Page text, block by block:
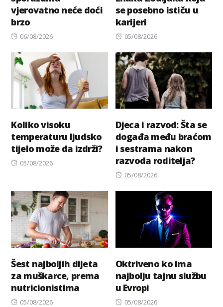
vjerovatno neće doći
brzo
Posted
06/08/2026
se posebno ističu u
karijeri
Posted
05/08/2026
Koliko visoku
temperaturu ljudsko
tijelo može da izdrži?
Posted
05/08/2026
Djeca i razvod: Šta se
događa među braćom
i sestrama nakon
razvoda roditelja?
Posted
05/08/2026
Šest najboljih dijeta
za muškarce, prema
nutricionistima
Posted
05/08/2026
Oktriveno ko ima
najbolju tajnu službu
u Evropi
Posted
05/08/2026